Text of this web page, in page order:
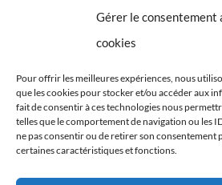
Gérer le consentement
cookies
Pour offrir les meilleures expériences, nous
que les cookies pour stocker et/ou accéder aux
fait de consentir à ces technologies nous
telles que le comportement de navigation ou les
ne pas consentir ou de retirer son consentement
certaines caractéristiques et fonctions.
mev.95@orange.fr